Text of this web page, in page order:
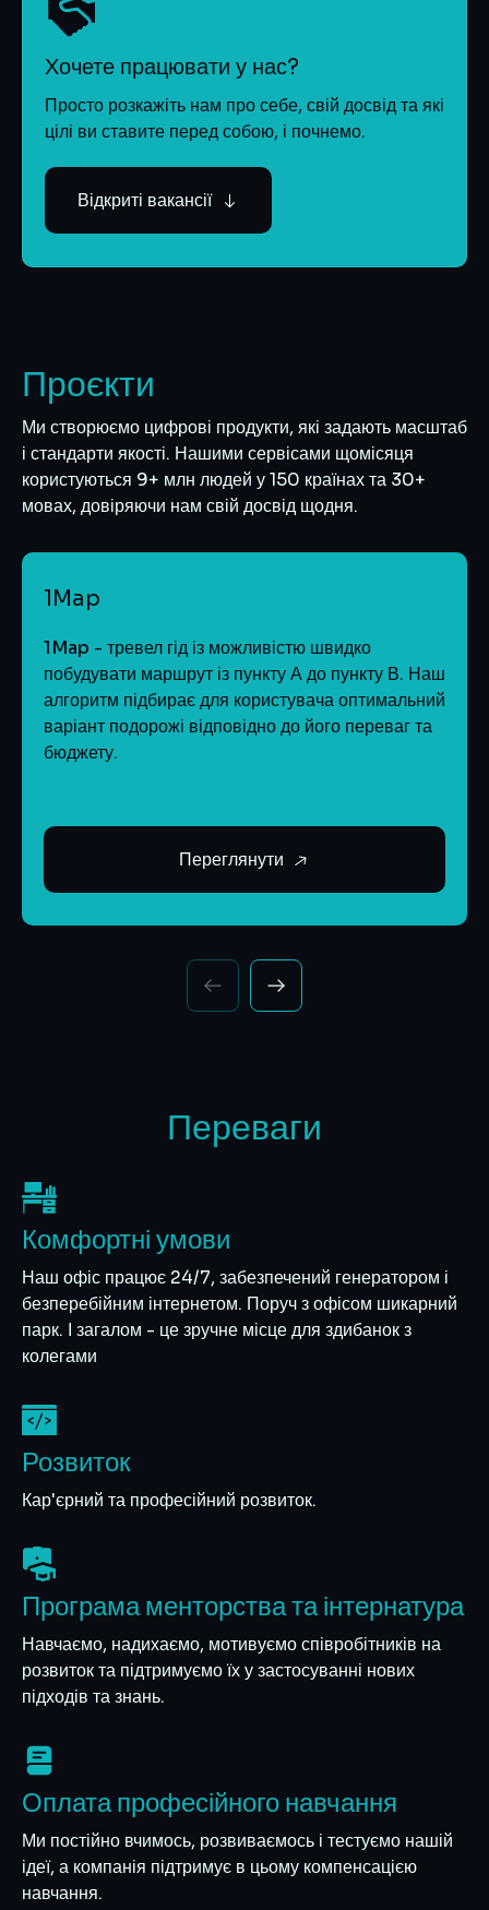
Хочете працювати у нас?
Просто розкажіть нам про себе, свій досвід та які
цілі ви ставите перед собою, і почнемо.
Відкриті вакансії
Проєкти
Ми створюємо цифрові продукти, які задають масштаб
і стандарти якості. Нашими сервісами щомісяця
користуються 9+ млн людей у 150 країнах та 30+
мовах, довіряючи нам свій досвід щодня.
1Map
1Map - тревел гід із можливістю швидко
побудувати маршрут із пункту А до пункту В. Наш
алгоритм підбирає для користувача оптимальний
варіант подорожі відповідно до його переваг та
бюджету.
Переглянути
Переваги
Комфортні умови
Наш офіс працює 24/7, забезпечений генератором і
безперебійним інтернетом. Поруч з офісом шикарний
парк. І загалом - це зручне місце для здибанок з
колегами
Розвиток
Кар'єрний та професійний розвиток.
Програма менторства та інтернатура
Навчаємо, надихаємо, мотивуємо співробітників на
розвиток та підтримуємо їх у застосуванні нових
підходів та знань.
Оплата професійного навчання
Ми постійно вчимось, розвиваємось і тестуємо нашій
ідеї, а компанія підтримує в цьому компенсацією
навчання.